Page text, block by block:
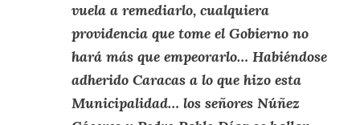
vuela a remediarlo, cualquiera
providencia que tome el Gobierno no
hará más que empeorarlo… Habiéndose
adherido Caracas a lo que hizo esta
Municipalidad… los señores Núñez